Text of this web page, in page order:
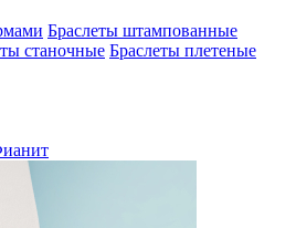
Браслеты штампованные
станочные Браслеты плетеные